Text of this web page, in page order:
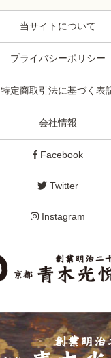
当サイトについて
プライバシーポリシー
特定商取引法に基づく表
会社情報
Facebook
Twitter
Instagram